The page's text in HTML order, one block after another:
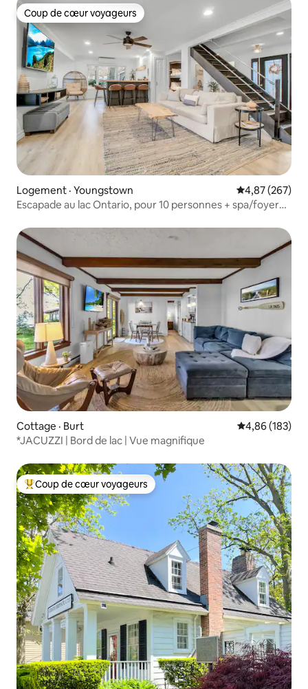
Coup de cœur voyageurs
Coup de cœur voyageurs
Logement · Youngstown Note
4,87 (267)
Escapade au lac Ontario, pour 10 personnes + spa/foyer
Cottage · Burt Note
4,86 (183)
*JACUZZI | Bord de lac | Vue magnifique
Coup de cœur voyageurs parmi les plus aimés
Coup de cœur voyageurs